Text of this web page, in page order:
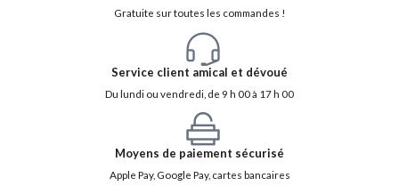
Gratuite sur toutes les commandes !
Service client amical et dévoué
Du lundi ou vendredi, de 9 h 00 à 17 h 00
Moyens de paiement sécurisé
Apple Pay, Google Pay, cartes bancaires